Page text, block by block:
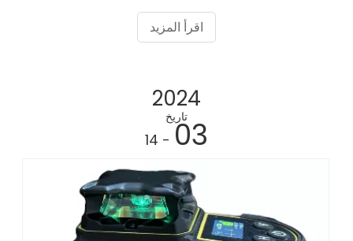
اقرأ المزيد
2024
تاريخ
03
- 14